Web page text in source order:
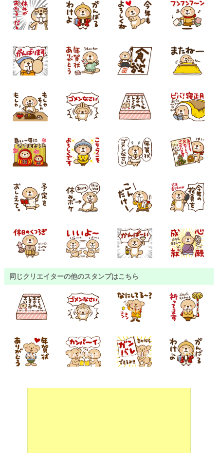
同じクリエイターの他のスタンプはこちら